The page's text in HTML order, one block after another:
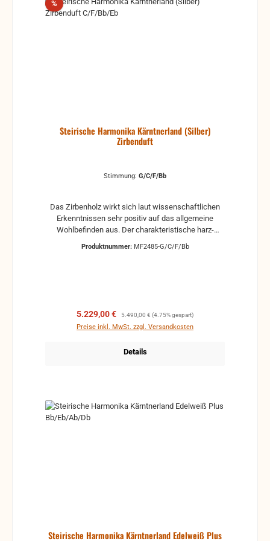
%Rabatt
Steirische Harmonika Kärntnerland (Silber)
Zirbenduft
Stimmung: G/C/F/Bb
Das Zirbenholz wirkt sich laut wissenschaftlichen
Erkenntnissen sehr positiv auf das allgemeine
Wohlbefinden aus. Der charakteristische harz-
wurde bei dieser Harmonika auf eine sorgfältige
Produktnummer: MF2485-G/C/F/Bb
Verkaufspreis:
5.229,00 € Regulärer Preis:
5.490,00 € (4.75% gespart)
Preise inkl. MwSt. zzgl. Versandkosten
Details
Steirische Harmonika Kärntnerland Edelweiß Plus